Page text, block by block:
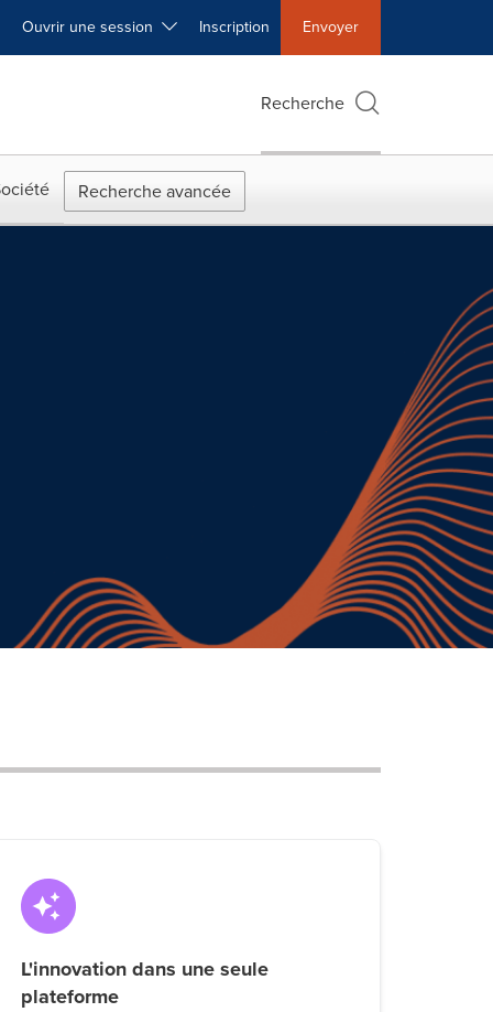
Ouvrir une session Inscription Envoyer
Recherche
Recherche avancée
L'innovation dans une seule
plateforme